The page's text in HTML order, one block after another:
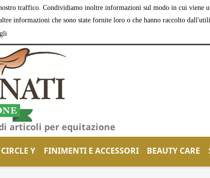
traffico. Condividiamo inoltre informazioni sul modo in cui viene
informazioni che sono state fornite loro o che hanno raccolto

articoli per equitazione
CIRCLE Y FINIMENTI E ACCESSORI BEAUTY CARE